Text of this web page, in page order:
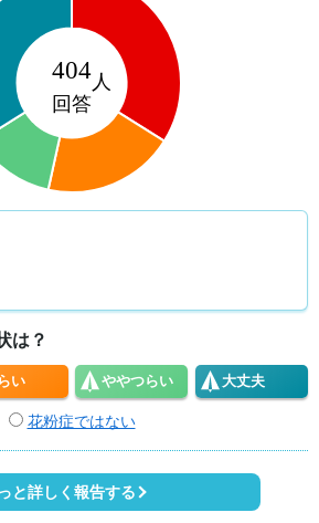
は？
い ややつらい 大丈夫
花粉症ではない
と詳しく報告する